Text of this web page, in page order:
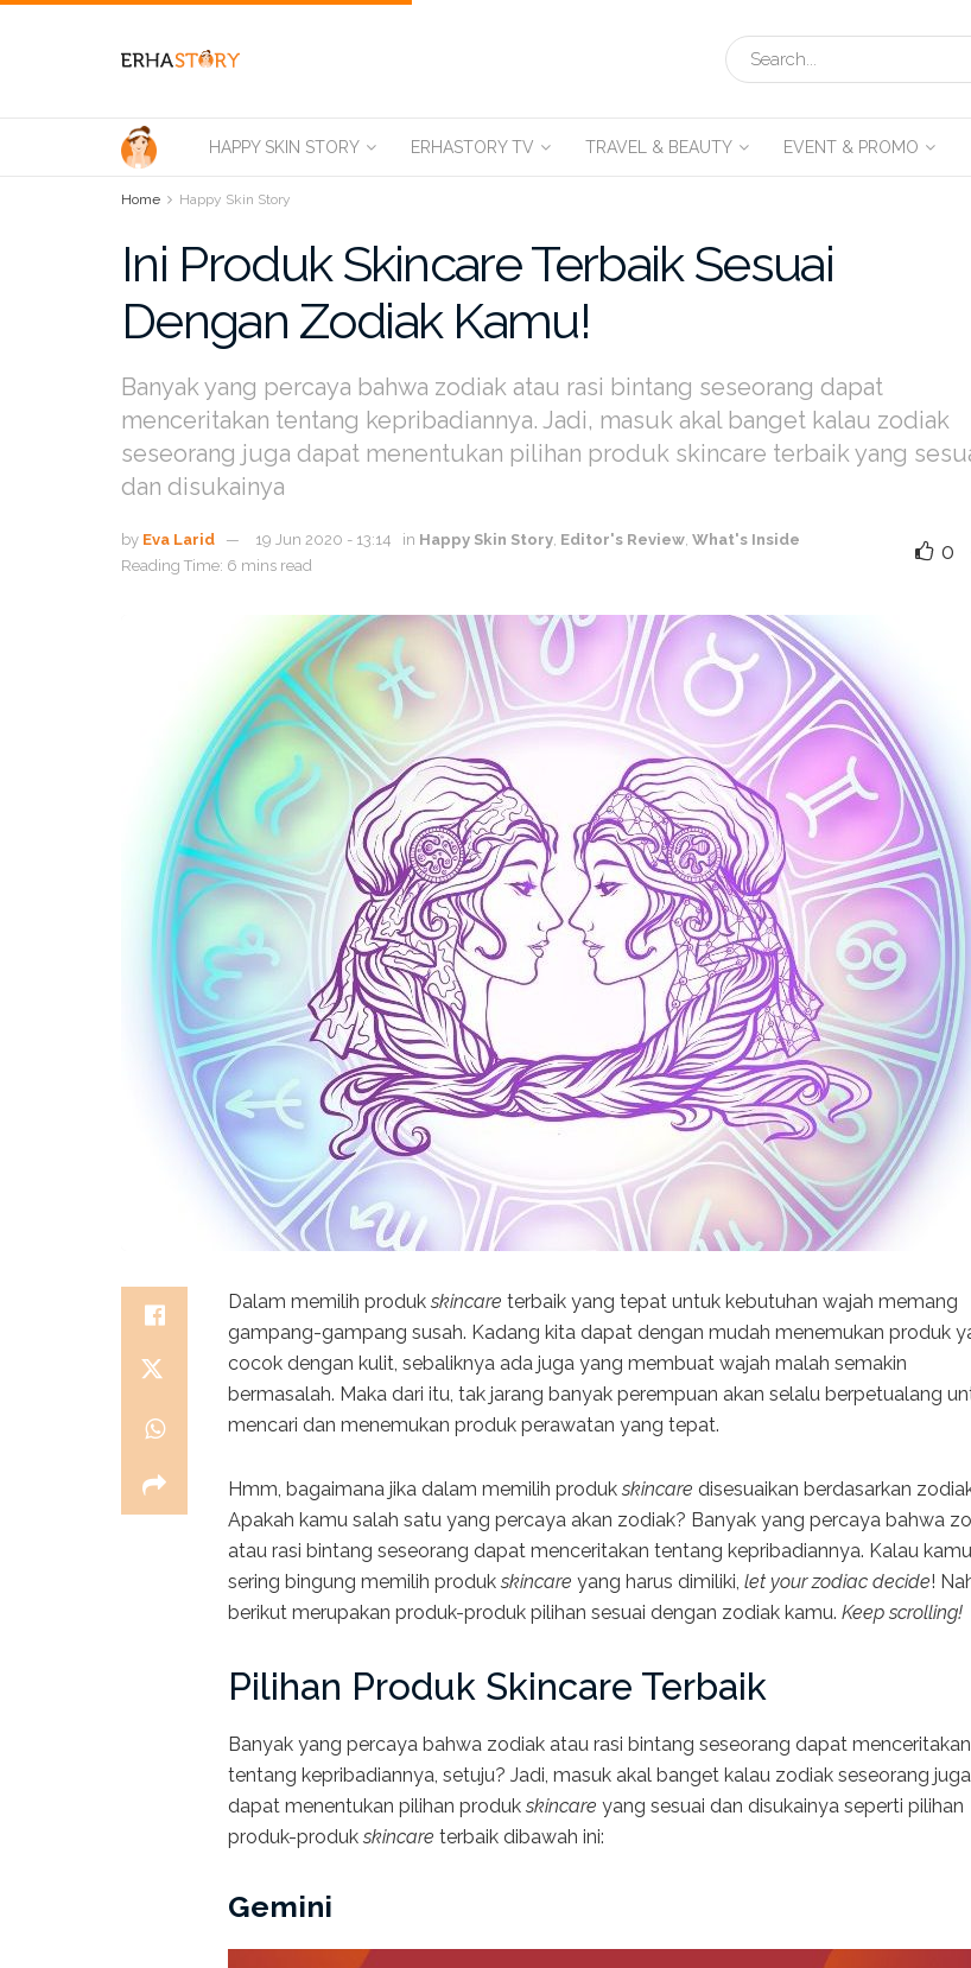
HAPPY SKIN STORY ERHASTORY TV TRAVEL & BEAUTY EVENT & PROMO
Home Happy Skin Story
Ini Produk Skincare Terbaik Sesuai
Dengan Zodiak Kamu!
Banyak yang percaya bahwa zodiak atau rasi bintang seseorang dapat
menceritakan tentang kepribadiannya. Jadi, masuk akal banget kalau zodiak
seseorang juga dapat menentukan pilihan produk skincare terbaik yang
dan disukainya
by Eva Larid 19 Jun 2020 - 13:14 in Happy Skin Story Editor's Review What's Inside
Reading Time: 6 mins read
0
Dalam memilih produk skincare terbaik yang tepat untuk kebutuhan wajah memang
gampang-gampang susah. Kadang kita dapat dengan mudah menemukan produk
cocok dengan kulit, sebaliknya ada juga yang membuat wajah malah semakin
bermasalah. Maka dari itu, tak jarang banyak perempuan akan selalu berpetualang
mencari dan menemukan produk perawatan yang tepat.
Hmm, bagaimana jika dalam memilih produk skincare disesuaikan berdasarkan
Apakah kamu salah satu yang percaya akan zodiak? Banyak yang percaya bahwa
atau rasi bintang seseorang dapat menceritakan tentang kepribadiannya. Kalau kamu
sering bingung memilih produk skincare yang harus dimiliki, let your zodiac decide!
berikut merupakan produk-produk pilihan sesuai dengan zodiak kamu. Keep scrolling!
Pilihan Produk Skincare Terbaik
Banyak yang percaya bahwa zodiak atau rasi bintang seseorang dapat menceritakan
tentang kepribadiannya, setuju? Jadi, masuk akal banget kalau zodiak seseorang juga
dapat menentukan pilihan produk skincare yang sesuai dan disukainya seperti pilihan
produk-produk skincare terbaik dibawah ini:
Gemini